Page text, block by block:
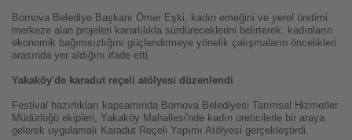
Bornova Belediye Başkanı Ömer Eşki, kadın emeğini ve yerel üretimi
merkeze alan projeleri kararlılıkla sürdüreceklerini belirterek, kadınların
ekonomik bağımsızlığını güçlendirmeye yönelik çalışmaların öncelikleri
arasında yer aldığını ifade etti.
Yakaköy'de karadut reçeli atölyesi düzenlendi
Festival hazırlıkları kapsamında Bornova Belediyesi Tarımsal Hizmetler
Müdürlüğü ekipleri, Yakaköy Mahallesi'nde kadın üreticilerle bir araya
gelerek uygulamalı Karadut Reçeli Yapımı Atölyesi gerçekleştirdi.